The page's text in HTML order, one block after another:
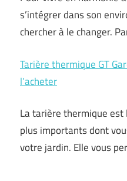
s’intégrer dans son
chercher à le changer.
Tarière thermique GT
l’acheter
La tarière thermique est
plus importants dont
votre jardin. Elle vous